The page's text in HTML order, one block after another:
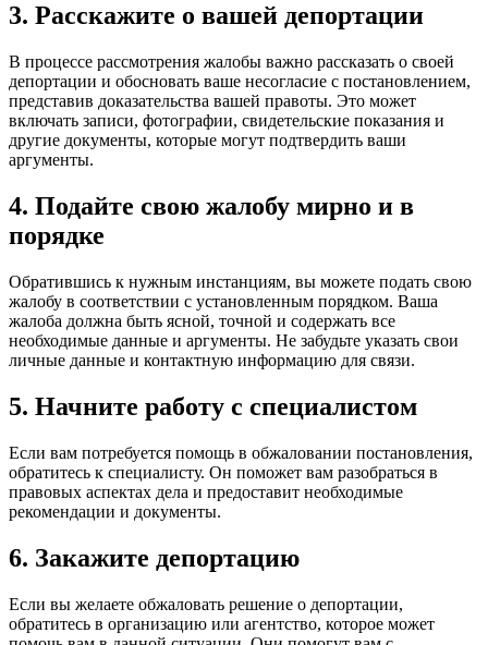
3. Расскажите о вашей депортации
В процессе рассмотрения жалобы важно рассказать о своей
депортации и обосновать ваше несогласие с постановлением,
представив доказательства вашей правоты. Это может
включать записи, фотографии, свидетельские показания и
другие документы, которые могут подтвердить ваши
аргументы.
4. Подайте свою жалобу мирно и в
порядке
Обратившись к нужным инстанциям, вы можете подать свою
жалобу в соответствии с установленным порядком. Ваша
жалоба должна быть ясной, точной и содержать все
необходимые данные и аргументы. Не забудьте указать свои
личные данные и контактную информацию для связи.
5. Начните работу с специалистом
Если вам потребуется помощь в обжаловании постановления,
обратитесь к специалисту. Он поможет вам разобраться в
правовых аспектах дела и предоставит необходимые
рекомендации и документы.
6. Закажите депортацию
Если вы желаете обжаловать решение о депортации,
обратитесь в организацию или агентство, которое может